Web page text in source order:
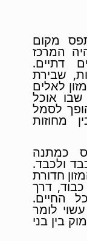
מקום
המרכז
דתיים.
שבירת
לאלים
אוכל
לסמל
מחוזות
כמתנה
ולכבד.
חדורת
דרך
החיים.
לומר
בין בני